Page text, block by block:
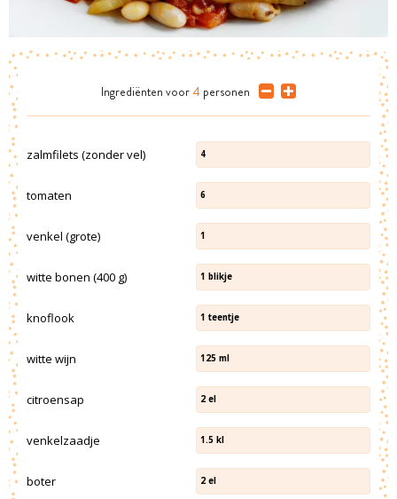
Ingrediënten voor 4 personen
zalmfilets (zonder vel) 4
tomaten 6
venkel (grote) 1
witte bonen (400 g) 1 blikje
knoflook 1 teentje
witte wijn 125 ml
citroensap 2 el
venkelzaadje 1.5 kl
boter 2 el